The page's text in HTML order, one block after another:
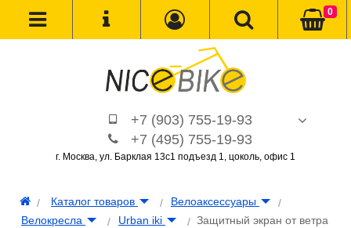
+7 (903) 755-19-93
+7 (495) 755-19-93
г. Москва, ул. Барклая 13с1 подъезд 1, цоколь, офис 1
0
Каталог товаров
Велоаксессуары
Велокресла
Urban iki
Защитный экран от ветра